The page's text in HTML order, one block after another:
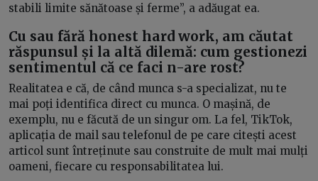
stabili limite sănătoase și ferme”, a adăugat ea.
Cu sau fără honest hard work, am căutat
răspunsul și la altă dilemă: cum gestionezi
sentimentul că ce faci n-are rost?
Realitatea e că, de când munca s-a specializat, nu te
mai poți identifica direct cu munca. O mașină, de
exemplu, nu e făcută de un singur om. La fel, TikTok,
aplicația de mail sau telefonul de pe care citești acest
articol sunt întreținute sau construite de mult mai mulți
oameni, fiecare cu responsabilitatea lui.